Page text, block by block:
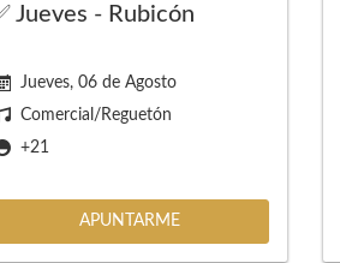
Jueves - Rubicón
Jueves, 06 de Agosto
Comercial/Reguetón
+21
APUNTARME